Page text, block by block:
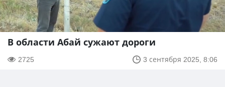
В области Абай сужают дороги
2725 3 сентября 2025, 8:06